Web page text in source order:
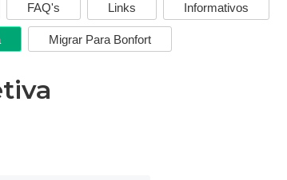
FAQ's Links Informativos
Migrar Para Bonfort